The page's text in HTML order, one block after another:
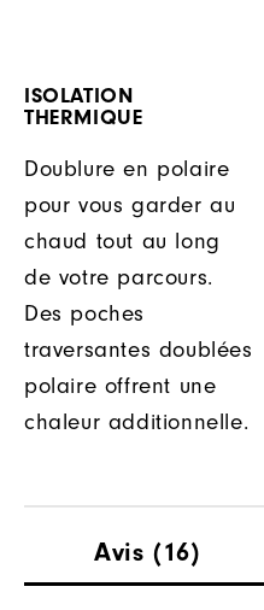
ISOLATION
THERMIQUE
Doublure en polaire
pour vous garder au
chaud tout au long
de votre parcours.
Des poches
traversantes doublées
polaire offrent une
chaleur additionnelle.
Avis (16)